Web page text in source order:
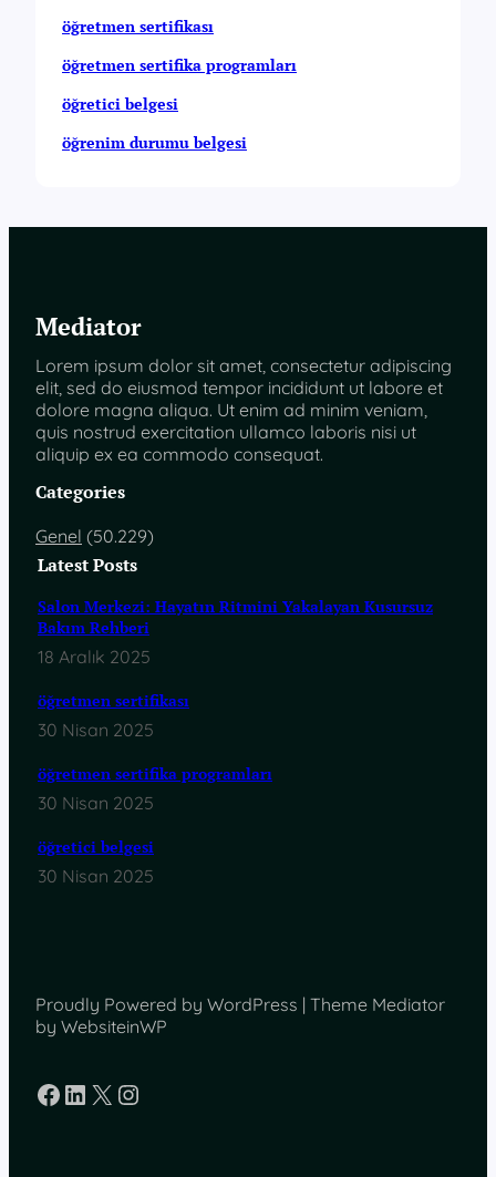
öğretmen sertifikası
öğretmen sertifika programları
öğretici belgesi
öğrenim durumu belgesi
Mediator
Lorem ipsum dolor sit amet, consectetur adipiscing
elit, sed do eiusmod tempor incididunt ut labore et
dolore magna aliqua. Ut enim ad minim veniam,
quis nostrud exercitation ullamco laboris nisi ut
aliquip ex ea commodo consequat.
Categories
Genel (50.229)
Latest Posts
Salon Merkezi: Hayatın Ritmini Yakalayan Kusursuz
Bakım Rehberi
18 Aralık 2025
öğretmen sertifikası
30 Nisan 2025
öğretmen sertifika programları
30 Nisan 2025
öğretici belgesi
30 Nisan 2025
Proudly Powered by WordPress | Theme Mediator
by WebsiteinWP
Facebook
LinkedIn
X Instagram